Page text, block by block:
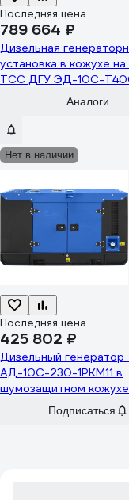
Последняя цена
789 664 ₽
Дизельная
установка в кожухе
ТСС ДГУ ЭД-10С-
1РПМ13 Lester 112378
Аналоги
Нет в наличии
Последняя цена
425 802 ₽
Дизельный
АД-10С-230-1РКМ11 в
шумозащитном кожухе
Подписаться